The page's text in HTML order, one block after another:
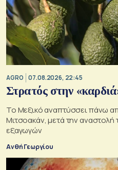
AGRO 07.08.2026, 22:45
Στρατός στην
Το Μεξικό αναπτύσσει πάνω
Μιτσοακάν, μετά την αναστολή
εξαγωγών
Ανθή Γεωργίου